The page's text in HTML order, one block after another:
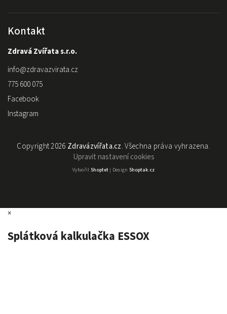
Kontakt
Zdravá Zvířata s.r.o.
info@zdravazvirata.cz
775 600 075
Facebook
Instagram
Copyright 2026 Zdravázvířata.cz. Všechna práva vyhrazena.
Upravit nastavení cookies
Vytvořil Shoptet| Design Shoptak.cz
×
Splátková kalkulačka ESSOX